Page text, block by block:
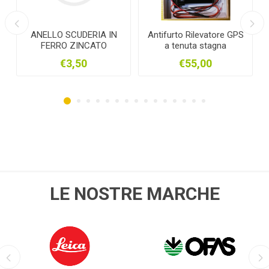
SCUDERIA IN
ZINCATO
Antifurto Rilevatore GPS
a tenuta stagna
ATTACCO A
PER
LE NOSTRE MARCHE